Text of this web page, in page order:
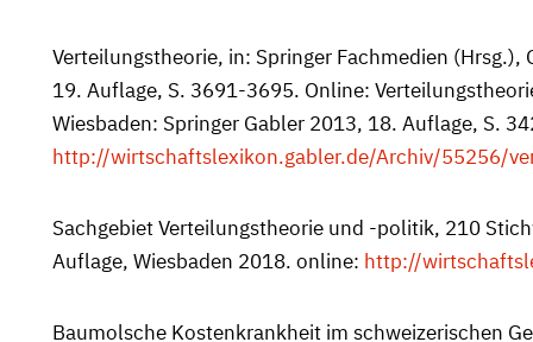
Verteilungstheorie, in: Springer Fachmedien
19. Auflage, S. 3691-3695. Online:
Wiesbaden: Springer Gabler 2013, 18. Auflage, S.
http://wirtschaftslexikon.gabler.de/Archiv/55256/
Sachgebiet Verteilungstheorie und -politik, 210
Auflage, Wiesbaden 2018. online: http://
Baumolsche Kostenkrankheit im schweizerischen